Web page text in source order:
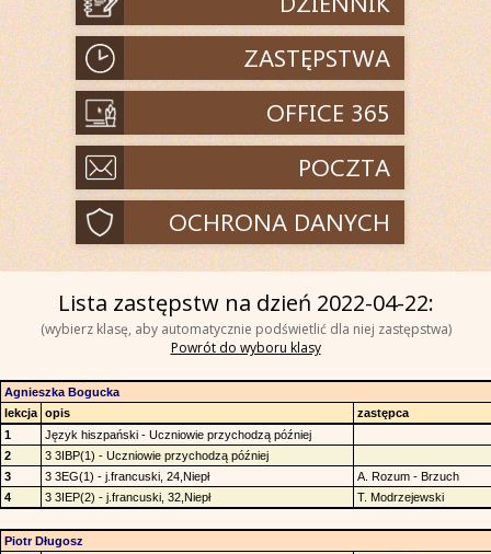
Lista zastępstw na dzień 2022-04-22:
(wybierz klasę, aby automatycznie podświetlić dla niej zastępstwa)
Powrót do wyboru klasy
Agnieszka Bogucka
lekcja opis
zastępca
1
Język hiszpański - Uczniowie przychodzą później
2
3 3IBP(1) - Uczniowie przychodzą później
3
3 3EG(1) - j.francuski, 24,Niepł
A. Rozum - Brzuch
4
3 3IEP(2) - j.francuski, 32,Niepł T. Modrzejewski
Piotr Długosz